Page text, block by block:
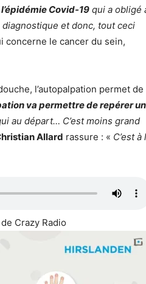
Covid-19 qui a obligé
et donc, tout ceci
concerne le cancer du sein,
l’autopalpation permet de
va permettre de repérer
au départ… C’est moins grand
Allard rassure : « C’est à
Crazy Radio